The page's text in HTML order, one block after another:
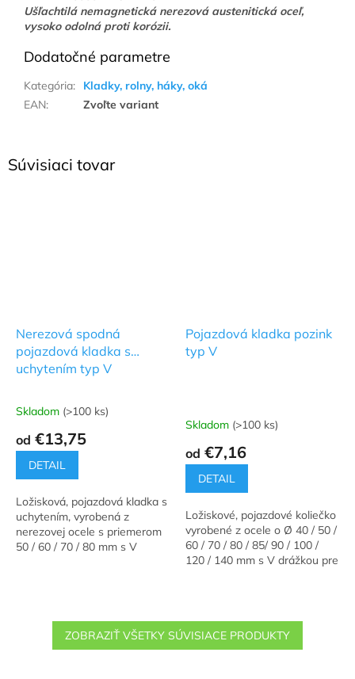
Súvisiaci tovar
Nerezová spodná
pojazdová kladka s
uchytením typ V
Priemerné
produktu
5,0
5
hviezdičiek.
Skladom (>100 ks)
od €13,75
DETAIL
Ložisková, pojazdová kladka s
uchytením, vyrobená z
nerezovej ocele s priemerom
50 / 60 / 70 / 80 mm s V
Pojazdová kladka pozink
typ V
Skladom (>100 ks)
od €7,16
DETAIL
Ložiskové, pojazdové koliečko
vyrobené z ocele o Ø 40 / 50 /
60 / 70 / 80 / 85/ 90 / 100 /
120 / 140 mm s V drážkou pre
ZOBRAZIŤ VŠETKY SÚVISIACE PRODUKTY
Ušľachtilá nemagnetická nerezová austenitická oceľ,
vysoko odolná proti korózii.
Dodatočné parametre
Kategória:
Kladky, rolny, háky, oká
EAN: Zvoľte variant